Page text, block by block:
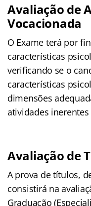
Avaliação de
Vocacionada
O Exame terá por
características
verificando se o
características
dimensões
atividades inerentes
Avaliação de
A prova de títulos,
consistirá na
Graduação